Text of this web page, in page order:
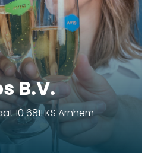
B.V.
10 6811 KS Arnhem